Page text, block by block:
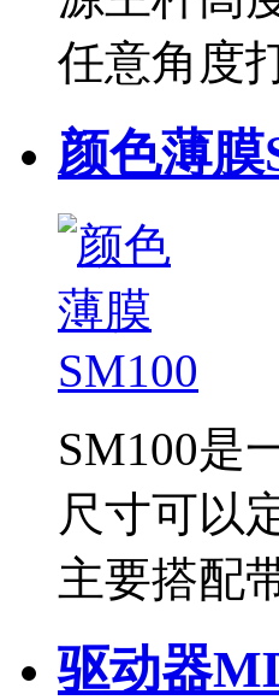
任意角度
颜色薄膜
SM100是
尺寸可以
主要搭配
驱动器